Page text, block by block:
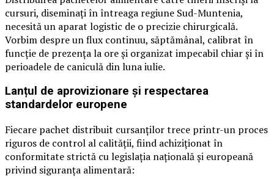
cursuri, diseminați în întreaga regiune Sud-Muntenia,
necesită un aparat logistic de o precizie chirurgicală.
Vorbim despre un flux continuu, săptămânal, calibrat în
funcție de prezența la ore și organizat impecabil chiar și în
perioadele de caniculă din luna iulie.
Lanțul de aprovizionare și respectarea
standardelor europene
Fiecare pachet distribuit cursanților trece printr-un proces
riguros de control al calității, fiind achiziționat în
conformitate strictă cu legislația națională și europeană
privind siguranța alimentară: